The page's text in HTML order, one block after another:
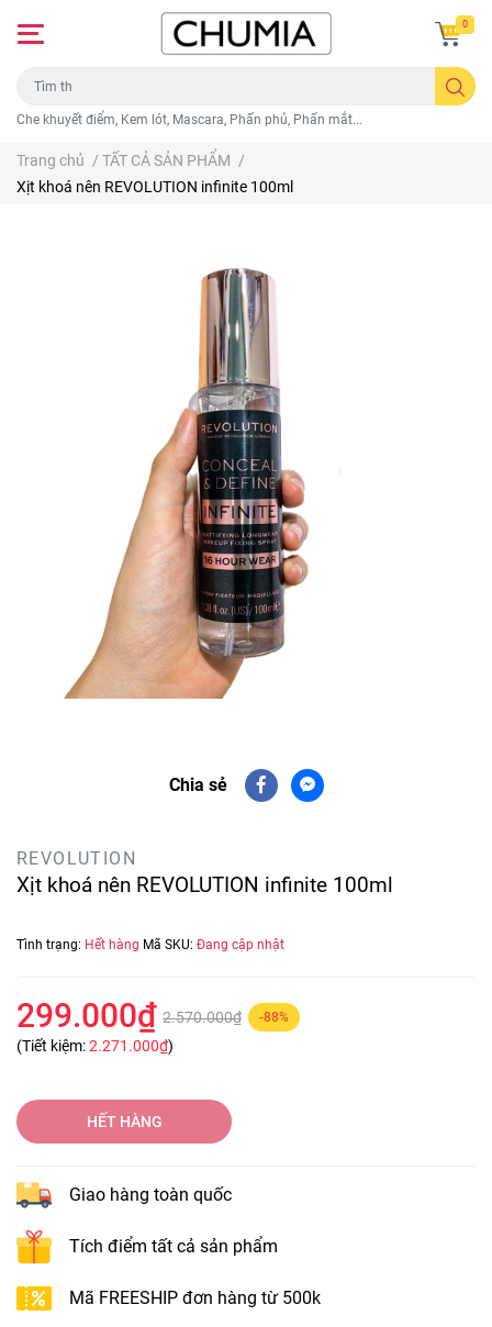
Che khuyết điểm, Kem lót, Mascara, Phấn phủ, Phấn mắt...
0
Trang chủ / TẤT CẢ SẢN PHẨM /
Xịt khoá nên REVOLUTION infinite 100ml
Chia sẻ
REVOLUTION
Xịt khoá nên REVOLUTION infinite 100ml
Tình trạng: Hết hàng Mã SKU: Đang cập nhật
299.000₫ 2.570.000₫ -88%
(Tiết kiệm:2.271.000₫)
HẾT HÀNG
Giao hàng toàn quốc
Tích điểm tất cả sản phẩm
Mã FREESHIP đơn hàng từ 500k